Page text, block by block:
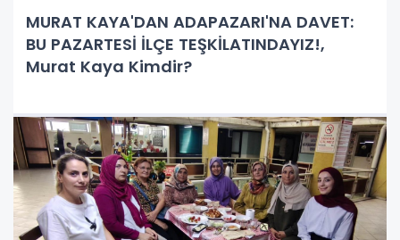
MURAT KAYA'DAN ADAPAZARI'NA DAVET:
BU PAZARTESİ İLÇE TEŞKİLATINDAYIZ!,
Murat Kaya Kimdir?